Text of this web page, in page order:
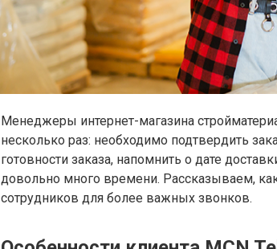
Менеджеры интернет-магазина
несколько раз: необходимо подтвердить
готовности заказа, напомнить о дате
довольно много времени. Рассказываем,
сотрудников для более важных звонков.